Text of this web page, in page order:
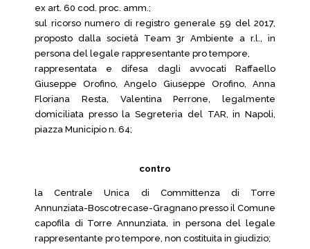
ex art. 60 cod. proc. amm.;
sul ricorso numero di registro generale 59 del 2017,
proposto dalla società Team 3r Ambiente a r.l., in
persona del legale rappresentante pro tempore,
rappresentata e difesa dagli avvocati Raffaello
Giuseppe Orofino, Angelo Giuseppe Orofino, Anna
Floriana Resta, Valentina Perrone, legalmente
domiciliata presso la Segreteria del TAR, in Napoli,
piazza Municipio n. 64;
contro
la Centrale Unica di Committenza di Torre
Annunziata-Boscotrecase-Gragnano presso il Comune
capofila di Torre Annunziata, in persona del legale
rappresentante pro tempore, non costituita in giudizio;